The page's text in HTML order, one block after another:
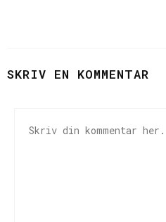
SKRIV EN KOMMENTAR